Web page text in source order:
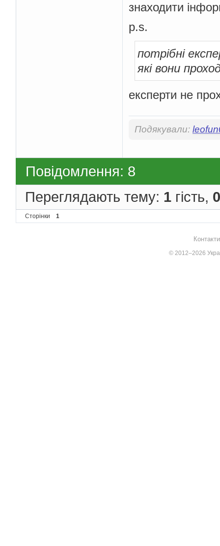
знаходити
p.s.
потрібні
які вони
експерти не
Подякували:
Повідомлення: 8
Переглядають тему: 1 гість, 0
Сторінки 1
© 2012–2026